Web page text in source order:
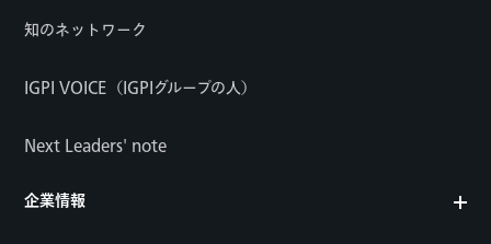
知のネットワーク
IGPI VOICE（IGPIグループの人）
Next Leaders' note
企業情報